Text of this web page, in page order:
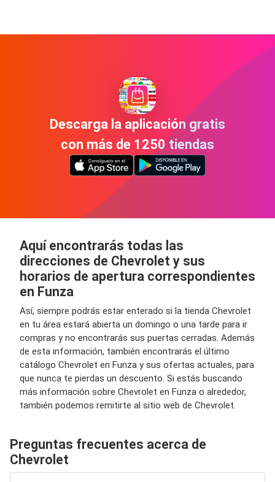
Descarga la aplicación gratis
con más de 1250 tiendas
Aquí encontrarás todas las
direcciones de Chevrolet y sus
horarios de apertura correspondientes
en Funza
Así, siempre podrás estar enterado si la tienda Chevrolet
en tu área estará abierta un domingo o una tarde para ir
compras y no encontrarás sus puertas cerradas. Además
de esta información, también encontrarás el último
catálogo Chevrolet en Funza y sus ofertas actuales, para
que nunca te pierdas un descuento. Si estás buscando
más información sobre Chevrolet en Funza o alrededor,
también podemos remitirte al sitio web de Chevrolet.
Preguntas frecuentes acerca de
Chevrolet